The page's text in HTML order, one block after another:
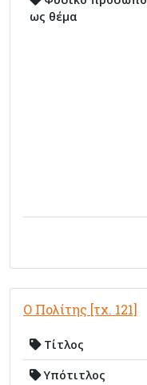
ως θέμα
Ο Πολίτης [τχ. 121]
Τίτλος
Υπότιτλος